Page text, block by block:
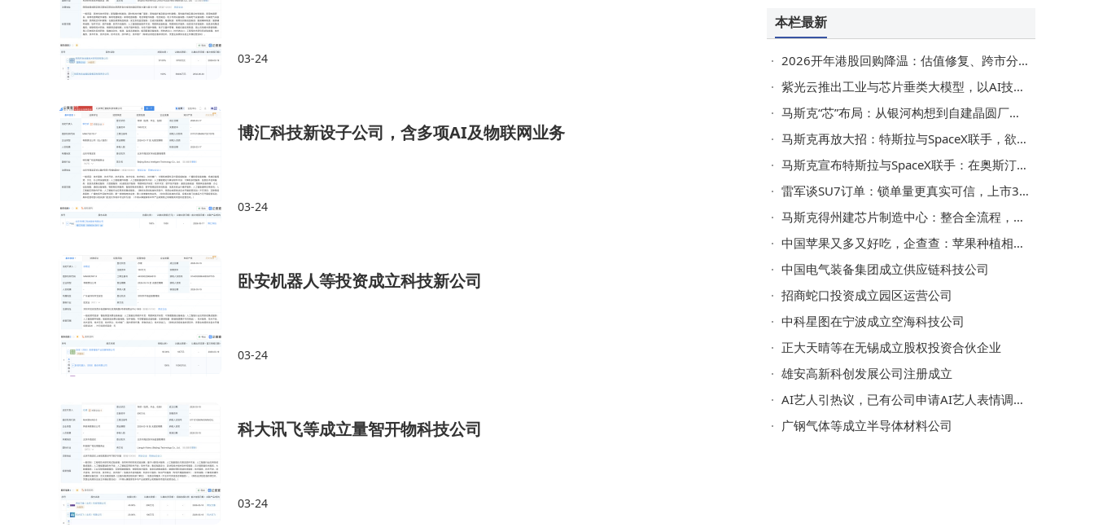
03-24
博汇科技新设子公司，含多项AI及物联网业务
03-24
卧安机器人等投资成立科技新公司
03-24
科大讯飞等成立量智开物科技公司
03-24
本栏最新
2026开年港股回购降温：估值修复、跨市分化与企业转型下的新逻辑
紫光云推出工业与芯片垂类大模型，以AI技术赋能政企市场降本增效
马斯克“芯”布局：从银河构想到自建晶圆厂的算力野心
马斯克再放大招：特斯拉与SpaceX联手，欲建芯片工厂满足AI需求
马斯克宣布特斯拉与SpaceX联手：在奥斯汀打造两座专用芯片工厂
雷军谈SU7订单：锁单量更真实可信，上市3天锁单破3万，5万余人试驾
马斯克得州建芯片制造中心：整合全流程，目标年产1太瓦算力2纳米芯片
中国苹果又多又好吃，企查查：苹果种植相关企业七千家，西北最多
中国电气装备集团成立供应链科技公司
招商蛇口投资成立园区运营公司
中科星图在宁波成立空海科技公司
正大天晴等在无锡成立股权投资合伙企业
雄安高新科创发展公司注册成立
AI艺人引热议，已有公司申请AI艺人表情调整专利
广钢气体等成立半导体材料公司